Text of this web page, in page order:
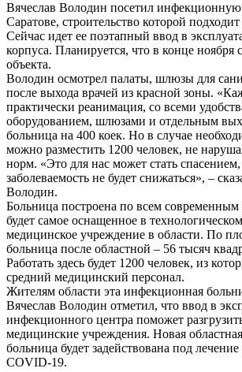
Вячеслав Володин посетил
Саратове, строительство которой
Сейчас идет ее поэтапный ввод в
корпуса. Планируется, что в конце ноября
объекта.
Володин осмотрел палаты, шлюзы для
после выхода врачей из красной зоны.
практически реанимация, со всеми
оборудованием, шлюзами и отдельным
больница на 400 коек. Но в случае
можно разместить 1200 человек, не
норм. «Это для нас может стать спасением,
заболеваемость не будет снижаться», –
Володин.
Больница построена по всем современным
будет самое оснащенное в
медицинское учреждение в области. По
больница после областной – 56 тысяч
Работать здесь будет 1200 человек, из
средний медицинский персонал.
Жителям области эта инфекционная
Вячеслав Володин отметил, что ввод в
инфекционного центра поможет
медицинские учреждения. Новая
больница будет задействована под
COVID-19.